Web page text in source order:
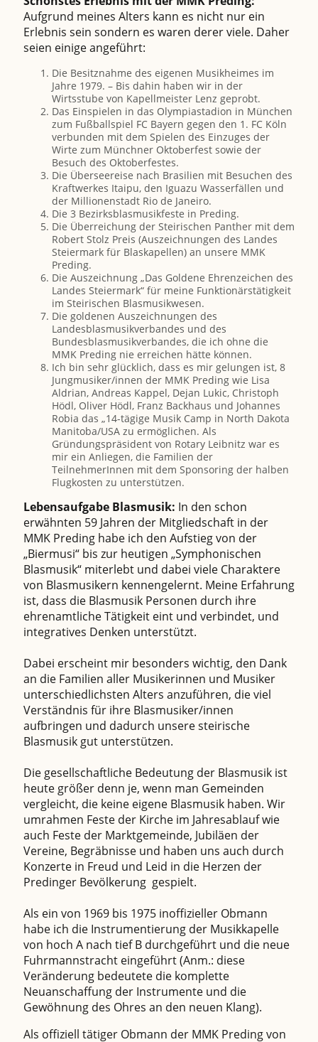
Aufgrund meines Alters kann es nicht nur ein
Erlebnis sein sondern es waren derer viele. Daher
seien einige angeführt:
Die Besitznahme des eigenen Musikheimes im
Jahre 1979. – Bis dahin haben wir in der
Wirtsstube von Kapellmeister Lenz geprobt.
Das Einspielen in das Olympiastadion in München
zum Fußballspiel FC Bayern gegen den 1. FC Köln
verbunden mit dem Spielen des Einzuges der
Wirte zum Münchner Oktoberfest sowie der
Besuch des Oktoberfestes.
Die Überseereise nach Brasilien mit Besuchen des
Kraftwerkes Itaipu, den Iguazu Wasserfällen und
der Millionenstadt Rio de Janeiro.
Die 3 Bezirksblasmusikfeste in Preding.
Die Überreichung der Steirischen Panther mit dem
Robert Stolz Preis (Auszeichnungen des Landes
Steiermark für Blaskapellen) an unsere MMK
Preding.
Die Auszeichnung „Das Goldene Ehrenzeichen des
Landes Steiermark“ für meine Funktionärstätigkeit
im Steirischen Blasmusikwesen.
Die goldenen Auszeichnungen des
Landesblasmusikverbandes und des
Bundesblasmusikverbandes, die ich ohne die
MMK Preding nie erreichen hätte können.
Ich bin sehr glücklich, dass es mir gelungen ist, 8
Jungmusiker/innen der MMK Preding wie Lisa
Aldrian, Andreas Kappel, Dejan Lukic, Christoph
Hödl, Oliver Hödl, Franz Backhaus und Johannes
Robia das „14-tägige Musik Camp in North Dakota
Manitoba/USA zu ermöglichen. Als
Gründungspräsident von Rotary Leibnitz war es
mir ein Anliegen, die Familien der
TeilnehmerInnen mit dem Sponsoring der halben
Flugkosten zu unterstützen.
Lebensaufgabe Blasmusik: In den schon
erwähnten 59 Jahren der Mitgliedschaft in der
MMK Preding habe ich den Aufstieg von der
„Biermusi“ bis zur heutigen „Symphonischen
Blasmusik“ miterlebt und dabei viele Charaktere
von Blasmusikern kennengelernt. Meine Erfahrung
ist, dass die Blasmusik Personen durch ihre
ehrenamtliche Tätigkeit eint und verbindet, und
integratives Denken unterstützt.
Dabei erscheint mir besonders wichtig, den Dank
an die Familien aller Musikerinnen und Musiker
unterschiedlichsten Alters anzuführen, die viel
Verständnis für ihre Blasmusiker/innen
aufbringen und dadurch unsere steirische
Blasmusik gut unterstützen.
Die gesellschaftliche Bedeutung der Blasmusik ist
heute größer denn je, wenn man Gemeinden
vergleicht, die keine eigene Blasmusik haben. Wir
umrahmen Feste der Kirche im Jahresablauf wie
auch Feste der Marktgemeinde, Jubiläen der
Vereine, Begräbnisse und haben uns auch durch
Konzerte in Freud und Leid in die Herzen der
Predinger Bevölkerung gespielt.
Als ein von 1969 bis 1975 inoffizieller Obmann
habe ich die Instrumentierung der Musikkapelle
von hoch A nach tief B durchgeführt und die neue
Fuhrmannstracht eingeführt (Anm.: diese
Veränderung bedeutete die komplette
Neuanschaffung der Instrumente und die
Gewöhnung des Ohres an den neuen Klang).
Als offiziell tätiger Obmann der MMK Preding von